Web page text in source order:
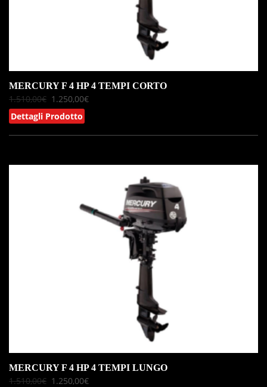
MERCURY F 4 HP 4 TEMPI CORTO
1.510,00€ 1.250,00€
Dettagli Prodotto
MERCURY F 4 HP 4 TEMPI LUNGO
1.510,00€ 1.250,00€